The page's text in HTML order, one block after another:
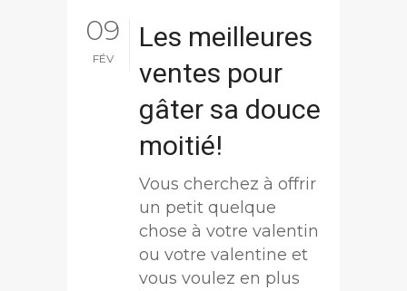
09
FÉV
Les meilleures
ventes pour
gâter sa douce
moitié!
Vous cherchez à offrir
un petit quelque
chose à votre valentin
ou votre valentine et
vous voulez en plus